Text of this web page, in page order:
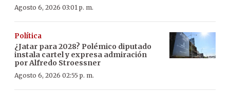
Agosto 6, 2026 03:01 p. m.
Política
¿Jatar para 2028? Polémico diputado
instala cartel y expresa admiración
por Alfredo Stroessner
Agosto 6, 2026 02:55 p. m.